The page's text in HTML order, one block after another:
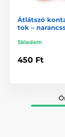
Átlátszó
tok –
Skladem
450 Ft